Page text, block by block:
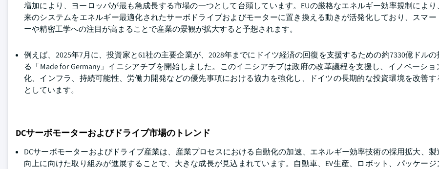
増加により、ヨーロッパが最も急成長する市場の一つとして台頭しています。EUの厳格なエネルギー効率規制により
来のシステムをエネルギー最適化されたサーボドライブおよびモーターに置き換える動きが活発化しており、スマー
ーや精密工学への注目が高まることで産業の景観が拡大すると予想されます。
例えば、2025年7月に、投資家と61社の主要企業が、2028年までにドイツ経済の回復を支援するための約7330億ドル
る「Made for Germany」イニシアチブを開始しました。このイニシアチブは政府の改革議程を支援し、イノベーシ
化、インフラ、持続可能性、労働力開発などの優先事項における協力を強化し、ドイツの長期的な投資環境を改善す
としています。
DCサーボモーターおよびドライブ市場のトレンド
DCサーボモーターおよびドライブ産業は、産業プロセスにおける自動化の加速、エネルギー効率技術の採用拡大、
向上に向けた取り組みが進展することで、大きな成長が見込まれています。自動車、EV生産、ロボット、パッケー